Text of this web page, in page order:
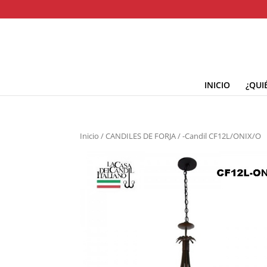
INICIO
Inicio /CANDILES DE FORJA/ -Candil CF12L/ONIX/O